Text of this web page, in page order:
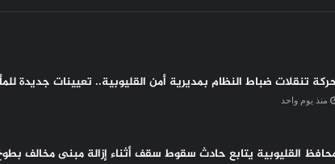
تنقلات ضباط النظام بمديرية أمن القليوبية.. تعيينات جديدة
منذ يوم واحد
القليوبية يتابع حادث سقوط سقف أثناء إزالة مبنى مخالف